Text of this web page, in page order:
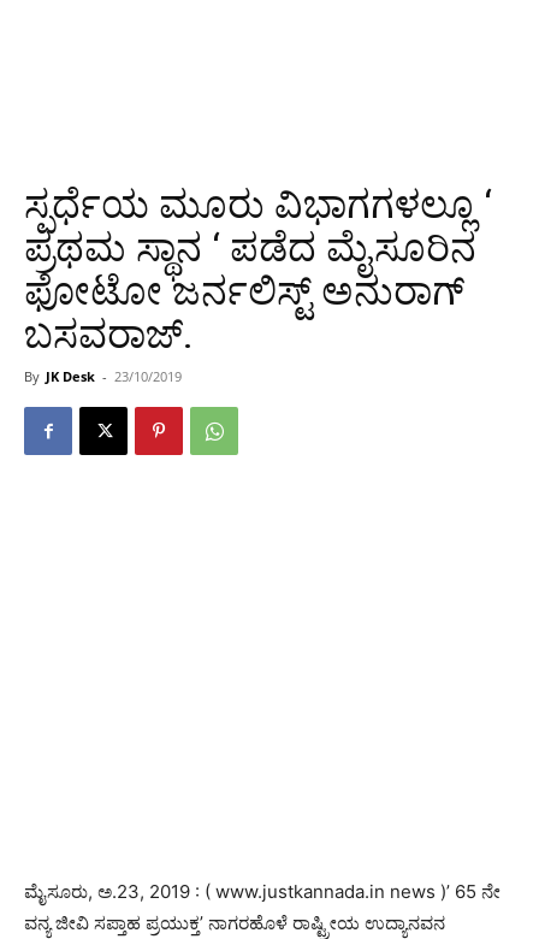
ಸ್ಪರ್ಧೆಯ ಮೂರು ವಿಭಾಗಗಳಲ್ಲೂ ‘
ಪ್ರಥಮ ಸ್ಥಾನ ‘ ಪಡೆದ ಮೈಸೂರಿನ
ಫೋಟೋ ಜರ್ನಲಿಸ್ಟ್ ಅನುರಾಗ್
ಬಸವರಾಜ್.
By JK Desk - 23/10/2019
ಮೈಸೂರು, ಅ.23, 2019 : ( www.justkannada.in news )’ 65 ನೇ
ವನ್ಯ ಜೀವಿ ಸಪ್ತಾಹ ಪ್ರಯುಕ್ತ’ ನಾಗರಹೊಳೆ ರಾಷ್ಟ್ರೀಯ ಉದ್ಯಾನವನ